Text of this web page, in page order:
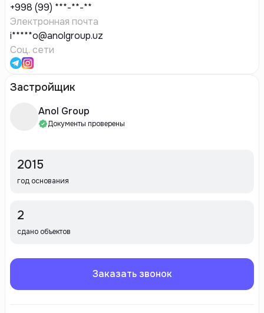
+998 (99) ***-**-**
Электронная почта
i*****o@anolgroup.uz
Соц. сети
Застройщик
Anol Group
Документы проверены
2015
год основания
2
сдано объектов
Заказать звонок